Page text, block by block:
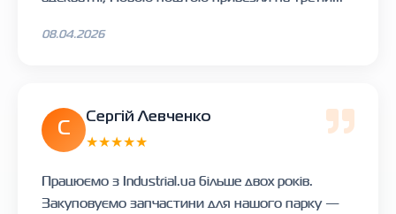
08.04.2026
С
Сергій Левченко
★★★★★
Працюємо з Industrial.ua більше двох років.
Закуповуємо запчастини для нашого парку —